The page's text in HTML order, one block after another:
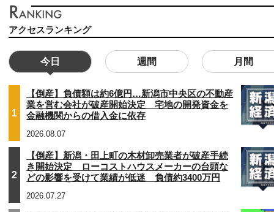
アクセスランキング
今日 週間 月間
1
【倒産】負債額は約6億円…新潟市中央区の不動産
業を営む会社が破産開始決定 宅地の開発資金を
金融機関からの借入金に依存
2026.08.07
2
【倒産】新潟・田上町の木材卸売業者が破産手続
き開始決定 ローコストハウスメーカーの台頭な
どの影響を受けて業績が低迷 負債約3400万円
2026.07.27